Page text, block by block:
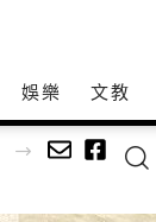
娛樂 文教